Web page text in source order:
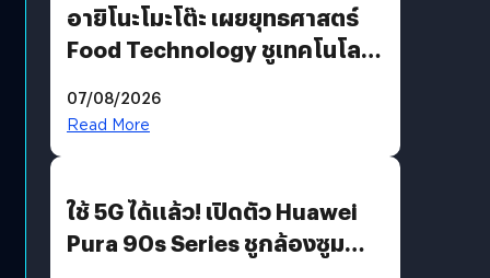
อายิโนะโมะโต๊ะ เผยยุทธศาสตร์
Food Technology ชูเทคโนโลยี
บริโภคและ B2B
07/08/2026
Read More
ใช้ 5G ได้แล้ว! เปิดตัว Huawei
Pura 90s Series ชูกล้องซูม